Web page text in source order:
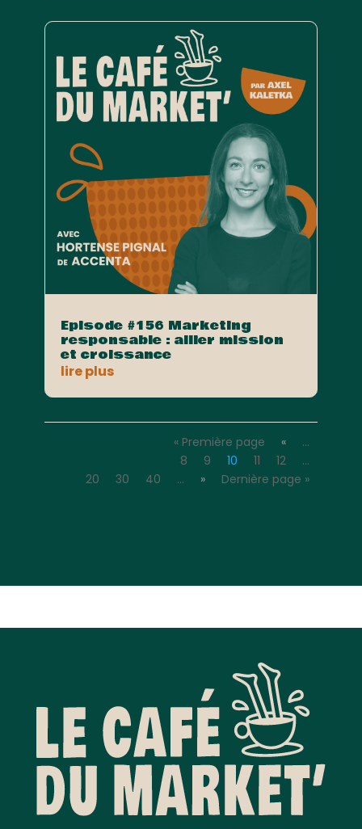
Episode #156 Marketing
responsable : allier mission
et croissance
lire plus
« Première page «
…
8
9 10 11 12
…
20
30 40 … » Dernière page »